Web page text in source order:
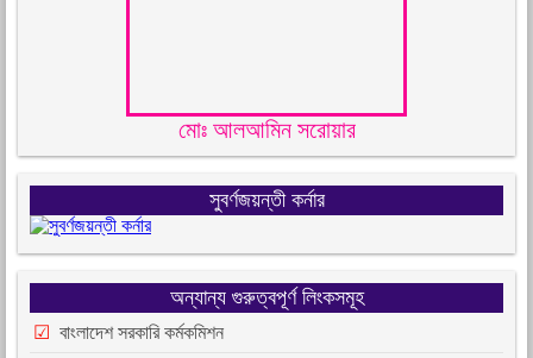
মোঃ আলআমিন সরোয়ার
সুবর্ণজয়ন্তী কর্নার
অন্যান্য গুরুত্বপূর্ণ লিংকসমূহ
বাংলাদেশ সরকারি কর্মকমিশন